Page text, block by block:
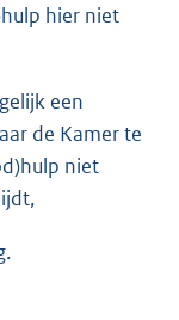
hier niet
een
de Kamer te
niet